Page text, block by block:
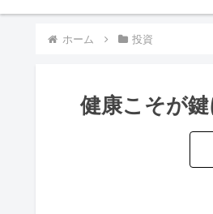
ホーム 投資
健康こそが